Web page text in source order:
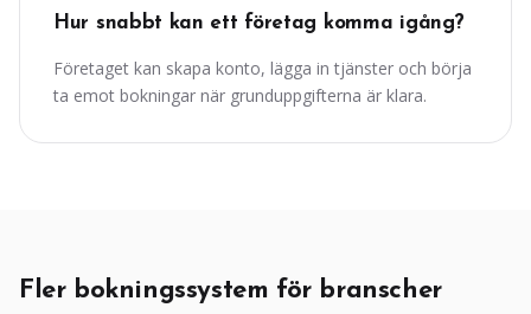
Hur snabbt kan ett företag komma igång?
Företaget kan skapa konto, lägga in tjänster och börja
ta emot bokningar när grunduppgifterna är klara.
Fler bokningssystem för branscher